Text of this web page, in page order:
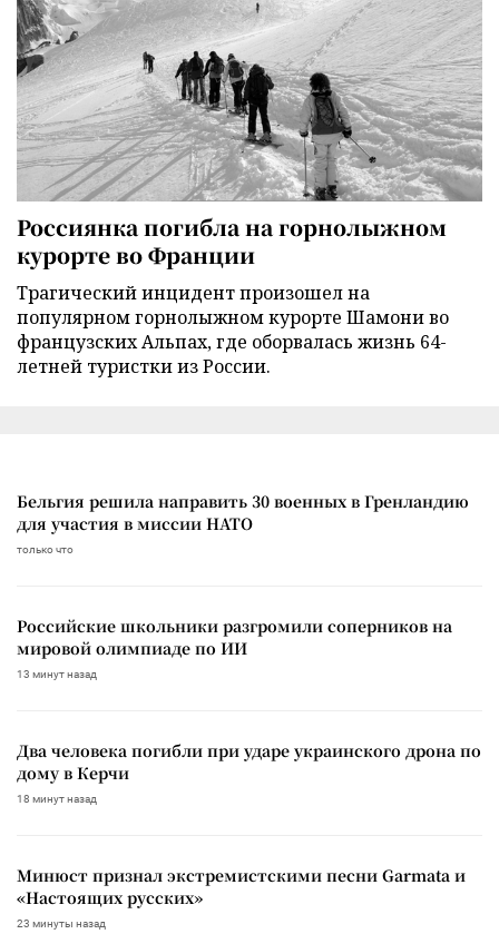
Россиянка погибла на горнолыжном
курорте во Франции
Трагический инцидент произошел на
популярном горнолыжном курорте Шамони во
французских Альпах, где оборвалась жизнь 64-
летней туристки из России.
Бельгия решила направить 30 военных в Гренландию
для участия в миссии НАТО
только что
Российские школьники разгромили соперников на
мировой олимпиаде по ИИ
13 минут назад
Два человека погибли при ударе украинского дрона по
дому в Керчи
18 минут назад
Минюст признал экстремистскими песни Garmata и
«Настоящих русских»
23 минуты назад